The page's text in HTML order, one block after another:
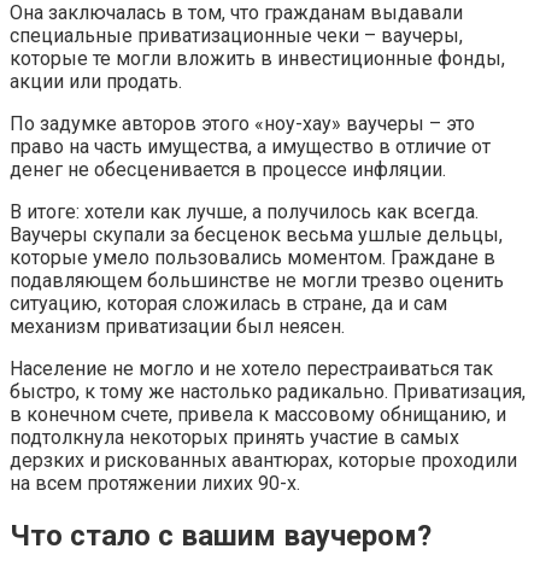
Она заключалась в том, что гражданам выдавали
специальные приватизационные чеки – ваучеры,
которые те могли вложить в инвестиционные фонды,
акции или продать.
По задумке авторов этого «ноу-хау» ваучеры – это
право на часть имущества, а имущество в отличие от
денег не обесценивается в процессе инфляции.
В итоге: хотели как лучше, а получилось как всегда.
Ваучеры скупали за бесценок весьма ушлые дельцы,
которые умело пользовались моментом. Граждане в
подавляющем большинстве не могли трезво оценить
ситуацию, которая сложилась в стране, да и сам
механизм приватизации был неясен.
Население не могло и не хотело перестраиваться так
быстро, к тому же настолько радикально. Приватизация,
в конечном счете, привела к массовому обнищанию, и
подтолкнула некоторых принять участие в самых
дерзких и рискованных авантюрах, которые проходили
на всем протяжении лихих 90-х.
Что стало с вашим ваучером?